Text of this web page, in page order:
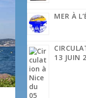
MER À
13 JUIN